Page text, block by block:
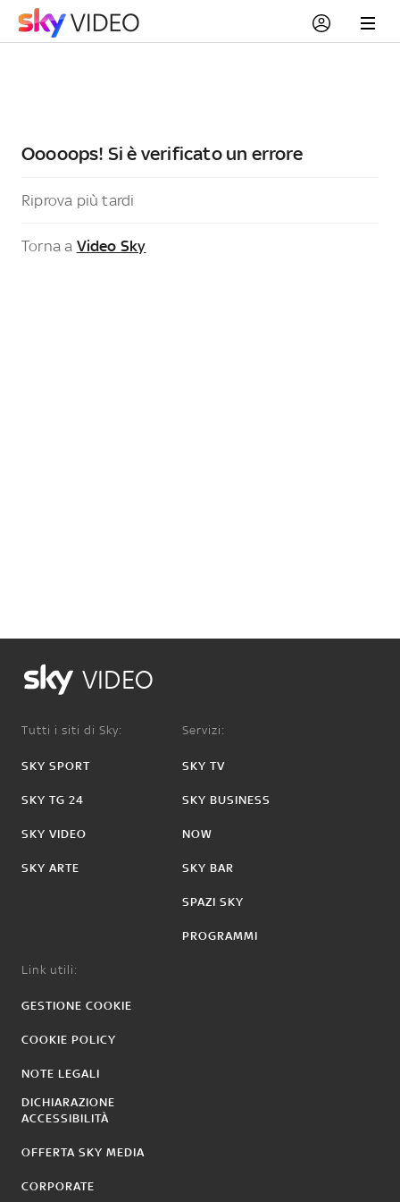
Ooooops! Si è verificato un errore
Riprova più tardi
Torna a Video Sky
VIDEO
Tutti i siti di Sky:
SKY SPORT
SKY TG 24
SKY VIDEO
SKY ARTE
Servizi:
SKY TV
SKY BUSINESS
NOW
SKY BAR
SPAZI SKY
PROGRAMMI
Link utili:
GESTIONE COOKIE
COOKIE POLICY
NOTE LEGALI
DICHIARAZIONE
ACCESSIBILITÀ
OFFERTA SKY MEDIA
CORPORATE